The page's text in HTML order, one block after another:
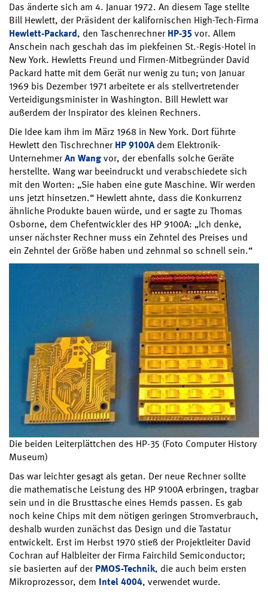
Das änderte sich am 4. Januar 1972. An diesem Tage stellte
Bill Hewlett, der Präsident der kalifornischen High-Tech-Firma
Hewlett-Packard, den TaschenrechnerHP-35vor. Allem
Anschein nach geschah das im piekfeinen St.-Regis-Hotel in
New York. Hewletts Freund und Firmen-Mitbegründer David
Packard hatte mit dem Gerät nur wenig zu tun; von Januar
1969 bis Dezember 1971 arbeitete er als stellvertretender
Verteidigungsminister in Washington. Bill Hewlett war
außerdem der Inspirator des kleinen Rechners.
Die Idee kam ihm im März 1968 in New York. Dort führte
Hewlett den TischrechnerHP 9100Adem Elektronik-
UnternehmerAn Wangvor, der ebenfalls solche Geräte
herstellte. Wang war beeindruckt und verabschiedete sich
mit den Worten: „Sie haben eine gute Maschine. Wir werden
uns jetzt hinsetzen.“ Hewlett ahnte, dass die Konkurrenz
ähnliche Produkte bauen würde, und er sagte zu Thomas
Osborne, dem Chefentwickler des HP 9100A: „Ich denke,
unser nächster Rechner muss ein Zehntel des Preises und
ein Zehntel der Größe haben und zehnmal so schnell sein.“
Die beiden Leiterplättchen des HP-35 (Foto Computer History
Museum)
Das war leichter gesagt als getan. Der neue Rechner sollte
die mathematische Leistung des HP 9100A erbringen, tragbar
sein und in die Brusttasche eines Hemds passen. Es gab
noch keine Chips mit dem nötigen geringen Stromverbrauch,
deshalb wurden zunächst das Design und die Tastatur
entwickelt. Erst im Herbst 1970 stieß der Projektleiter David
Cochran auf Halbleiter der Firma Fairchild Semiconductor;
sie basierten auf derPMOS-Technik, die auch beim ersten
Mikroprozessor, dem Intel 4004, verwendet wurde.